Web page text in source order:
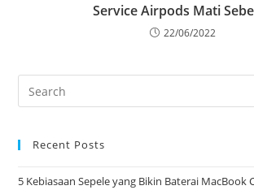
Service Airpods Mati
22/06/2022
Recent Posts
5 Kebiasaan Sepele yang Bikin Baterai MacBook